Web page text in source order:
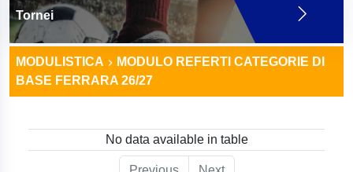
Tornei
MODULISTICA
MODULO REFERTI CATEGORIE DI
BASE FERRARA 26/27
No data available in table